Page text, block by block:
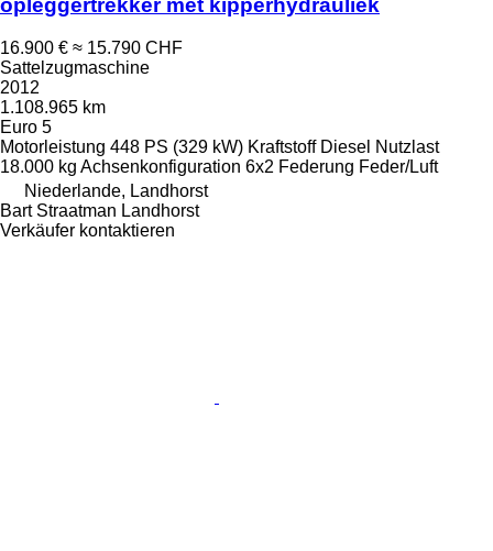
opleggertrekker met kipperhydrauliek
16.900 € ≈ 15.790 CHF
Sattelzugmaschine
2012
1.108.965 km
Euro 5
Motorleistung 448 PS (329 kW) Kraftstoff Diesel Nutzlast
18.000 kg Achsenkonfiguration 6x2 Federung Feder/Luft
Niederlande, Landhorst
Bart Straatman Landhorst
Verkäufer kontaktieren